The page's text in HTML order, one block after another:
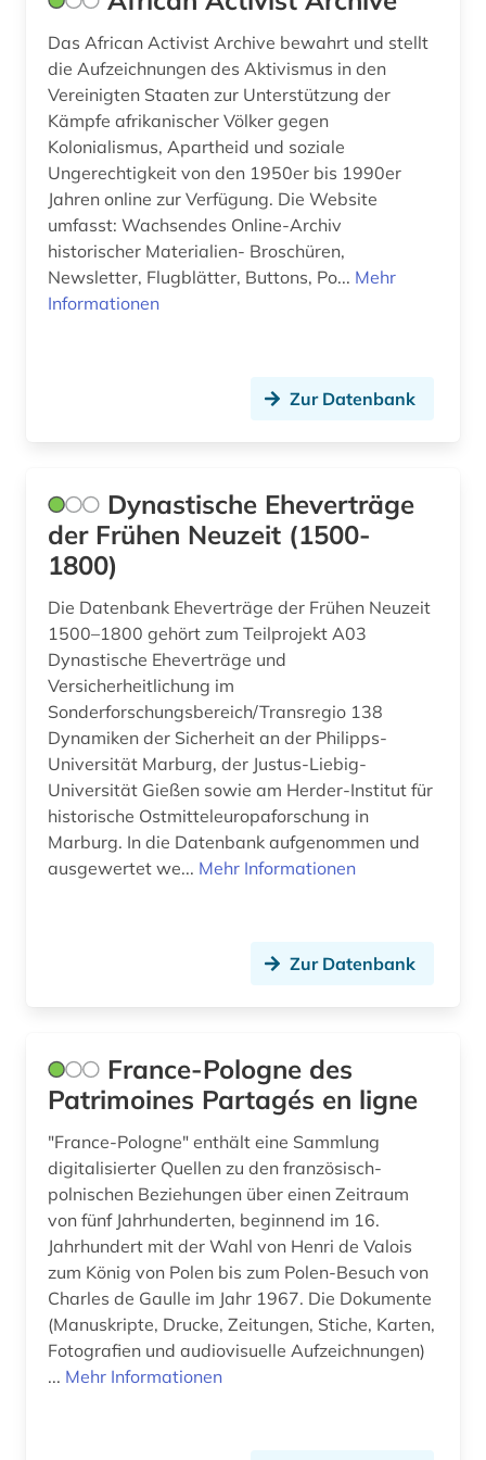
afro-amerikanische frauen (1)
afro-amerikanische geschichte (1)
afroamerikaner (2)
agder (1)
agrargeschichte (1)
agrarkultur (1)
albanien (1)
albert (1)
alexander von humboldt (3)
alfred escher (1)
algerien (1)
allgemeine kulturwissenschaft (1)
allgemeine sammelwerke (1)
allierte (1)
altbestand (1)
alte drucke (1)
alte geschichte (9)
alte landesschule korbach (1)
alter orient (4)
alternativbewegung (2)
Europa (78)
Finnland (42)
Frankreich (61)
GUS (5)
Gibraltar (1)
Griechenland (4)
Irland (16)
Israel (33)
Italien (36)
Japan (7)
Jugoslawien (9)
Kanada (22)
Korea (2)
Kroatien (12)
Malta (1)
Mecklenburg-Vorpommern (10)
Mittelamerika (30)
Moldawien (7)
Monaco (1)
Montenegro (8)
Das African Activist Archive bewahrt und stellt
die Aufzeichnungen des Aktivismus in den
Vereinigten Staaten zur Unterstützung der
Kämpfe afrikanischer Völker gegen
Kolonialismus, Apartheid und soziale
Ungerechtigkeit von den 1950er bis 1990er
Jahren online zur Verfügung. Die Website
umfasst: Wachsendes Online-Archiv
historischer Materialien- Broschüren,
Newsletter, Flugblätter, Buttons, Po... Mehr
Informationen
Zur Datenbank
Dynastische Eheverträge
der Frühen Neuzeit (1500-
1800)
Die Datenbank Eheverträge der Frühen Neuzeit
1500–1800 gehört zum Teilprojekt A03
Dynastische Eheverträge und
Versicherheitlichung im
Sonderforschungsbereich/Transregio 138
Dynamiken der Sicherheit an der Philipps-
Universität Marburg, der Justus-Liebig-
Universität Gießen sowie am Herder-Institut für
historische Ostmitteleuropaforschung in
Marburg. In die Datenbank aufgenommen und
ausgewertet we... Mehr Informationen
Zur Datenbank
France-Pologne des
Patrimoines Partagés en ligne
"France-Pologne" enthält eine Sammlung
digitalisierter Quellen zu den französisch-
polnischen Beziehungen über einen Zeitraum
von fünf Jahrhunderten, beginnend im 16.
Jahrhundert mit der Wahl von Henri de Valois
zum König von Polen bis zum Polen-Besuch von
Charles de Gaulle im Jahr 1967. Die Dokumente
(Manuskripte, Drucke, Zeitungen, Stiche, Karten,
Fotografien und audiovisuelle Aufzeichnungen)
... Mehr Informationen